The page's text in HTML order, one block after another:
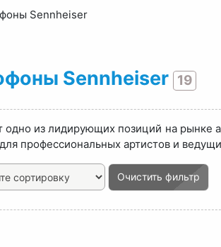
Sennheiser
Sennheiser 19
из лидирующих позиций на рынке
профессиональных артистов и
Очистить фильтр